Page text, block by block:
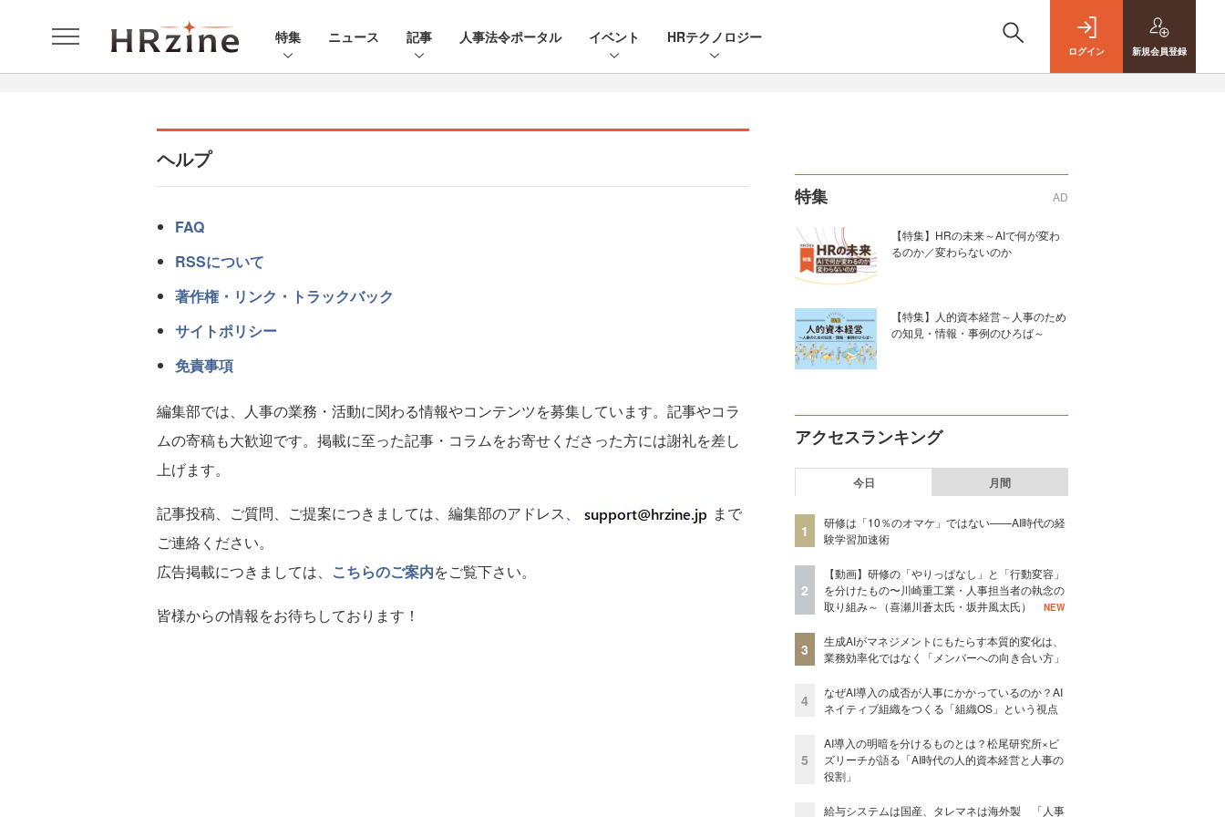
特集 ニュース 記事 人事法令ポータル イベント HRテクノロジー
ログイン 新規会員登録
ヘルプ
FAQ
RSSについて
著作権・リンク・トラックバック
サイトポリシー
免責事項
編集部では、人事の業務・活動に関わる情報やコンテンツを募集しています。記事やコラ
ムの寄稿も大歓迎です。掲載に至った記事・コラムをお寄せくださった方には謝礼を差し
上げます。
記事投稿、ご質問、ご提案につきましては、編集部のアドレス、
まで
ご連絡ください。
広告掲載につきましては、 こちらのご案内をご覧下さい。
皆様からの情報をお待ちしております！
特集 AD
【特集】HRの未来～AIで何が変わ
るのか／変わらないのか
【特集】人的資本経営～人事のため
の知見・情報・事例のひろば～
アクセスランキング
今日 月間
1
研修は「10％のオマケ」ではない——AI時代の経
験学習加速術
2
【動画】研修の「やりっぱなし」と「行動変容」
を分けたもの〜川崎重工業・人事担当者の執念の
取り組み～（喜瀬川蒼太氏・坂井風太氏）
NEW
3
生成AIがマネジメントにもたらす本質的変化は、
業務効率化ではなく「メンバーへの向き合い方」
4
なぜAI導入の成否が人事にかかっているのか？AI
ネイティブ組織をつくる「組織OS」という視点
5
AI導入の明暗を分けるものとは？松尾研究所×ビ
ズリーチが語る「AI時代の人的資本経営と人事の
役割」
給与システムは国産、タレマネは海外製 「人事